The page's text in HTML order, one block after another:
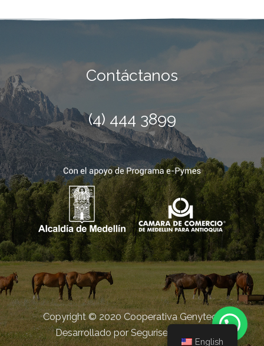
Contáctanos
(4) 444 3899
Copyright © 2020 Cooperativa Genytec |
Desarrollado por Seguriserver S.A.S
English